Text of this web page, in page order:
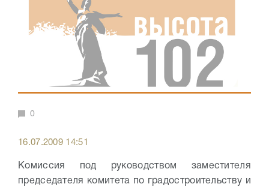
0
16.07.2009 14:51
Комиссия под руководством заместителя
председателя комитета по градостроительству и